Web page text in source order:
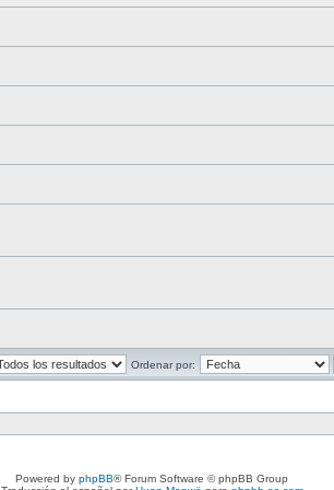
Ordenar por:
Powered by phpBB® Forum Software © phpBB Group